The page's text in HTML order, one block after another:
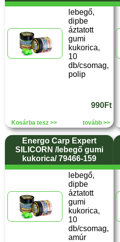
lebegő,
dipbe
áztatott
gumi
kukorica,
10
db/csomag,
polip
990Ft
Kosárba tesz >> tovább >>
Energo Carp Expert
SILICORN /lebegő gumi
kukorica/ 79466-159
lebegő,
dipbe
áztatott
gumi
kukorica,
10
db/csomag,
amúr